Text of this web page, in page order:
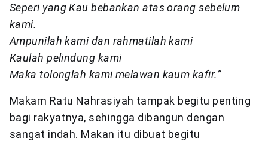
Seperi yang Kau bebankan atas orang sebelum
kami.
Ampunilah kami dan rahmatilah kami
Kaulah pelindung kami
Maka tolonglah kami melawan kaum kafir.”
Makam Ratu Nahrasiyah tampak begitu penting
bagi rakyatnya, sehingga dibangun dengan
sangat indah. Makan itu dibuat begitu